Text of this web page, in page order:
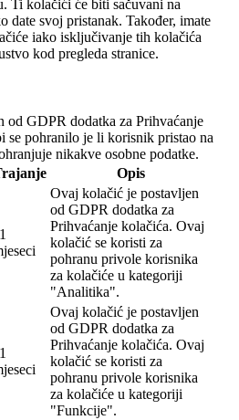
Ti kolačići će biti sačuvani na
date svoj pristanak. Također, imate
iako isključivanje tih kolačića
kod pregleda stranice.
od GDPR dodatka za Prihvaćanje
se pohranilo je li korisnik pristao na
nikakve osobne podatke.
Opis
Ovaj kolačić je postavljen
od GDPR dodatka za
Prihvaćanje kolačića. Ovaj
kolačić se koristi za
pohranu privole korisnika
za kolačiće u kategoriji
"Analitika".
Ovaj kolačić je postavljen
od GDPR dodatka za
Prihvaćanje kolačića. Ovaj
kolačić se koristi za
pohranu privole korisnika
za kolačiće u kategoriji
"Funkcije".